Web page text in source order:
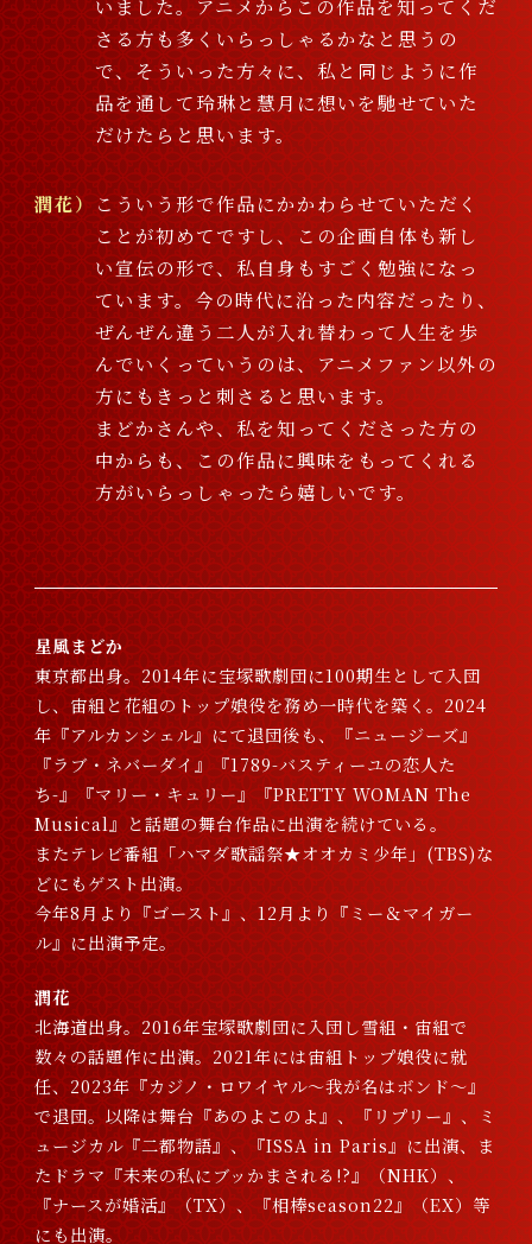
いました。アニメからこの作品を知ってくだ
さる方も多くいらっしゃるかなと思うの
で、そういった方々に、私と同じように作
品を通して玲琳と慧月に想いを馳せていた
だけたらと思います。
潤花
こういう形で作品にかかわらせていただく
ことが初めてですし、この企画自体も新し
い宣伝の形で、私自身もすごく勉強になっ
ています。今の時代に沿った内容だったり、
ぜんぜん違う二人が入れ替わって人生を歩
んでいくっていうのは、アニメファン以外の
方にもきっと刺さると思います。
まどかさんや、私を知ってくださった方の
中からも、この作品に興味をもってくれる
方がいらっしゃったら嬉しいです。
星風まどか
東京都出身。2014年に宝塚歌劇団に100期生として入団
し、宙組と花組のトップ娘役を務め一時代を築く。2024
年『アルカンシェル』にて退団後も、『ニュージーズ』
『ラブ・ネバーダイ』『1789-バスティーユの恋人た
ち-』『マリー・キュリー』『PRETTY WOMAN The
Musical』と話題の舞台作品に出演を続けている。
またテレビ番組「ハマダ歌謡祭★オオカミ少年」(TBS)な
どにもゲスト出演。
今年8月より『ゴースト』、12月より『ミー＆マイガー
ル』に出演予定。
潤花
北海道出身。2016年宝塚歌劇団に入団し雪組・宙組で
数々の話題作に出演。2021年には宙組トップ娘役に就
任、2023年『カジノ・ロワイヤル～我が名はボンド～』
で退団。以降は舞台『あのよこのよ』、『リプリー』、ミ
ュージカル『二都物語』、『ISSA in Paris』に出演、ま
たドラマ『未来の私にブッかまされる!?』（NHK）、
『ナースが婚活』（TX）、『相棒season22』（EX）等
にも出演。